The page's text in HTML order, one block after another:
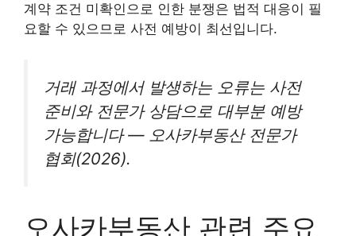
계약 조건 미확인으로 인한 분쟁은 법적 대응이 필
요할 수 있으므로 사전 예방이 최선입니다.
거래 과정에서 발생하는 오류는 사전
준비와 전문가 상담으로 대부분 예방
가능합니다 — 오사카부동산 전문가
협회(2026).
오사카부동산 관련 주요